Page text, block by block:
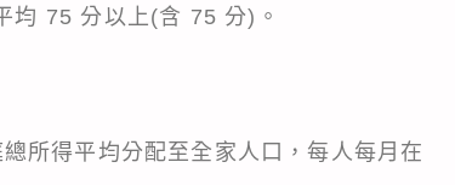
均 75 分以上(含 75 分)。
所得平均分配至全家人口，每人每月在